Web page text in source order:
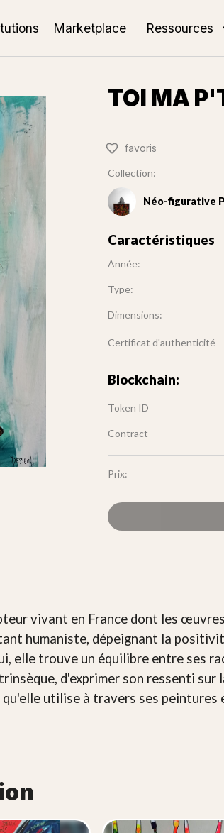
Marketplace Ressources
TOI MA
favoris
Collection:
Néo-figurative
Caractéristiques
Année:
Type:
Dimensions:
Certificat d'authenticité
Blockchain:
Token ID
Contract
Prix:
vivant en France dont les
humaniste, dépeignant la
elle trouve un équilibre entre ses
d'exprimer son ressenti
utilise à travers ses